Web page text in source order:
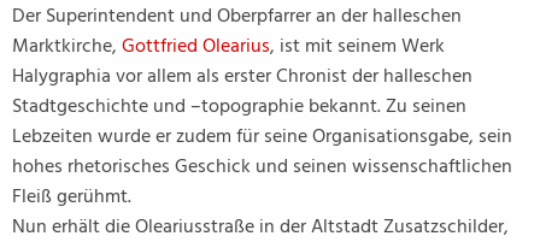
Der Superintendent und Oberpfarrer an der halleschen
Marktkirche,Gottfried Olearius, ist mit seinem Werk
Halygraphia vor allem als erster Chronist der halleschen
Stadtgeschichte und –topographie bekannt. Zu seinen
Lebzeiten wurde er zudem für seine Organisationsgabe, sein
hohes rhetorisches Geschick und seinen wissenschaftlichen
Fleiß gerühmt.
Nun erhält die Oleariusstraße in der Altstadt Zusatzschilder,